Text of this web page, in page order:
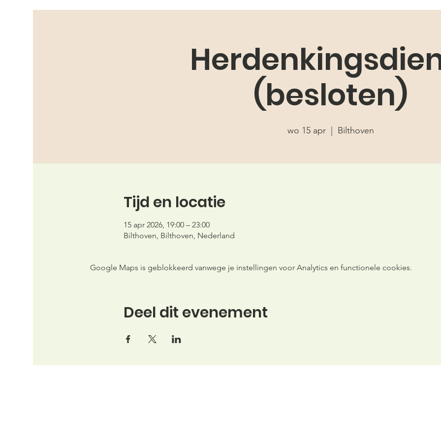
(besloten)
wo 15 apr Bilthoven
Tijd en locatie
15 apr 2026, 19:00 – 23:00
Bilthoven, Bilthoven, Nederland
Google Maps is geblokkeerd vanwege je instellingen voor Analytics en functionele cookies.
Deel dit evenement